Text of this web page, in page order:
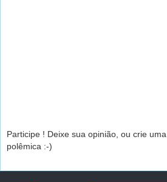
Participe ! Deixe sua opinião, ou crie uma
polêmica :-)